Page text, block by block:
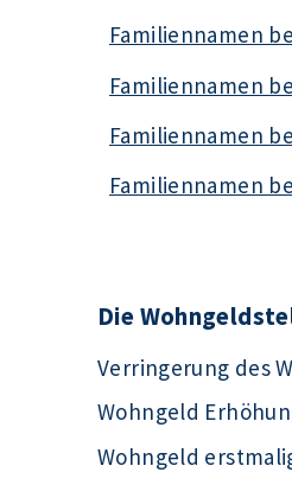
Familiennamen
Familiennamen
Familiennamen
Familiennamen
Die
Verringerung des
Wohngeld
Wohngeld